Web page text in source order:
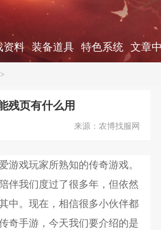
资料 装备道具 特色系统 文章
>
残页有什么用
来源：农博找服网
游戏玩家所熟知的传奇游戏。
伴我们度过了很多年，但依然
中。现在，相信很多小伙伴都
奇手游，今天我们要介绍的是